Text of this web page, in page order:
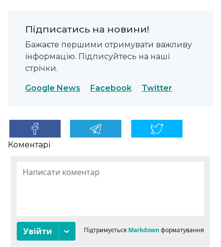
Підписатись на новини!
Бажаєте першими отримувати важливу
інформацію. Підписуйтесь на наші
стрічки.
Google News Facebook Twitter
Коментарі